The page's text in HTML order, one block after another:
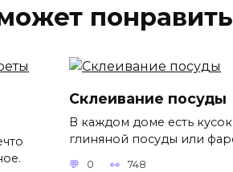
Склеивание посуды
В каждом доме есть кусок
глиняной посуды или
0 748